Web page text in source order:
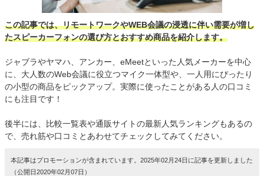
この記事では、リモートワークやWEB会議の浸透に伴い需要が増し
たスピーカーフォンの選び方とおすすめ商品を紹介します。
ジャブラやヤマハ、アンカー、eMeetといった人気メーカーを中心
に、大人数のWeb会議に役立つマイク一体型や、一人用にぴったり
の小型の商品をピックアップ。実際に使ったことがある人の口コミ
にも注目です！
後半には、比較一覧表や通販サイトの最新人気ランキングもあるの
で、売れ筋や口コミとあわせてチェックしてみてください。
本記事はプロモーションが含まれています。2025年02月24日に記事を更新しました
（公開日2020年02月07日）